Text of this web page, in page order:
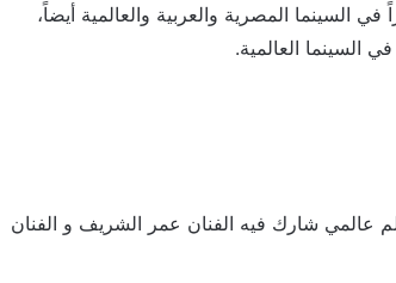
السينما المصرية والعربية والعالمية أيضاً،
السينما العالمية.
عالمي شارك فيه الفنان عمر الشريف و الفنان